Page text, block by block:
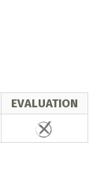
EVALUATION